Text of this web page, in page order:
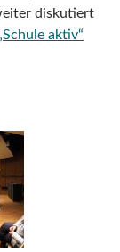
diskutiert
aktiv“